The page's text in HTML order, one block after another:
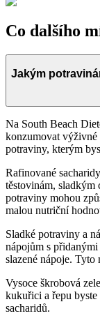
Co dalšího
Jakým
Na South Beach
konzumovat
potraviny, kterým
Rafinované
těstovinám, sladkým
potraviny mohou
malou nutriční
Sladké potraviny a
nápojům s
slazené nápoje.
Vysoce škrobová
kukuřici a řepu
sacharidů.